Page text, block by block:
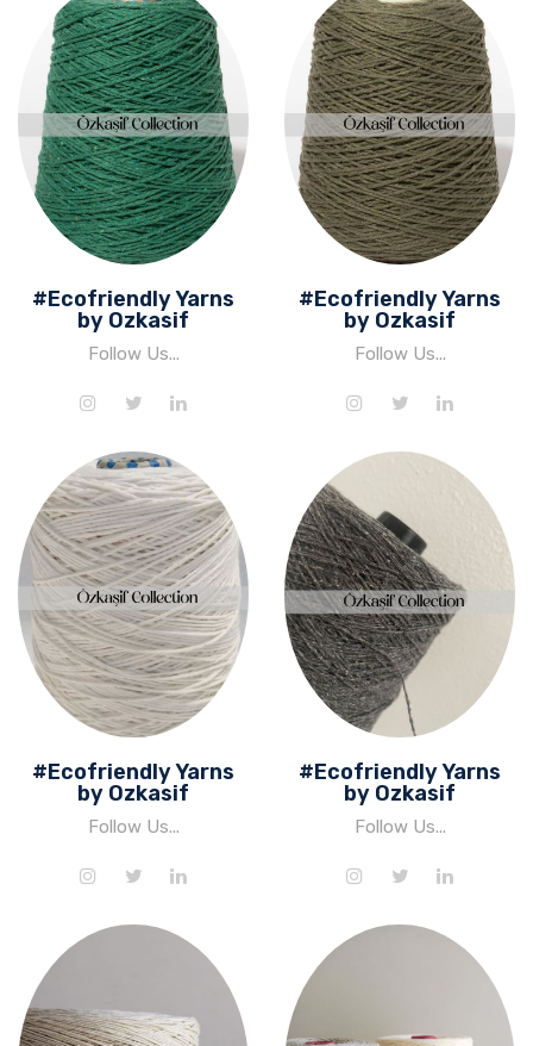
#Ecofriendly Yarns
by Ozkasif
Follow Us...
#Ecofriendly Yarns
by Ozkasif
Follow Us...
#Ecofriendly Yarns
by Ozkasif
Follow Us...
#Ecofriendly Yarns
by Ozkasif
Follow Us...